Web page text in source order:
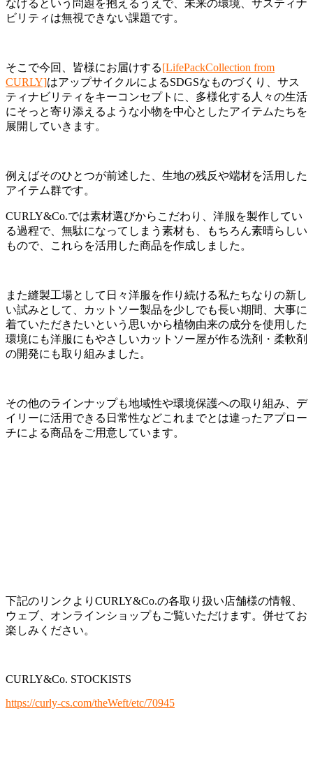
なげるという問題を抱えるうえで、未来の環境、サスティナ
ビリティは無視できない課題です。
そこで今回、皆様にお届けする[LifePackCollection from
CURLY]はアップサイクルによるSDGSなものづくり、サス
ティナビリティをキーコンセプトに、多様化する人々の生活
にそっと寄り添えるような小物を中心としたアイテムたちを
展開していきます。
例えばそのひとつが前述した、生地の残反や端材を活用した
アイテム群です。
CURLY&Co.では素材選びからこだわり、洋服を製作してい
る過程で、無駄になってしまう素材も、もちろん素晴らしい
もので、これらを活用した商品を作成しました。
また縫製工場として日々洋服を作り続ける私たちなりの新し
い試みとして、カットソー製品を少しでも長い期間、大事に
着ていただきたいという思いから植物由来の成分を使用した
環境にも洋服にもやさしいカットソー屋が作る洗剤・柔軟剤
の開発にも取り組みました。
その他のラインナップも地域性や環境保護への取り組み、デ
イリーに活用できる日常性などこれまでとは違ったアプロー
チによる商品をご用意しています。
下記のリンクよりCURLY&Co.の各取り扱い店舗様の情報、
ウェブ、オンラインショップもご覧いただけます。併せてお
楽しみください。
CURLY&Co. STOCKISTS
https://curly-cs.com/theWeft/etc/70945